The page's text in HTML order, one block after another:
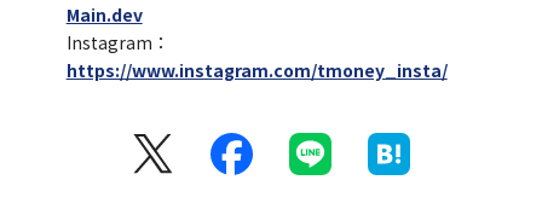
Main.dev
Instagram：
https://www.instagram.com/tmoney_insta/